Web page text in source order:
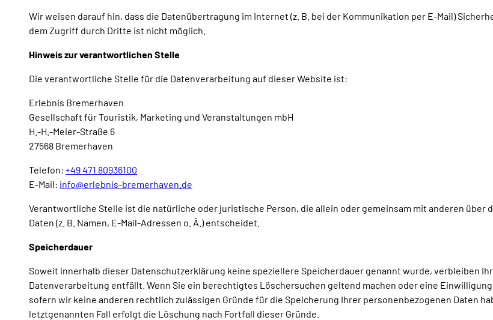
Wir weisen darauf hin, dass die Datenübertragung im Internet (z. B. bei der Kommunikation per E-Mail)
dem Zugriff durch Dritte ist nicht möglich.
Hinweis zur verantwortlichen Stelle
Die verantwortliche Stelle für die Datenverarbeitung auf dieser Website ist:
Erlebnis Bremerhaven
Gesellschaft für Touristik, Marketing und Veranstaltungen mbH
H.-H.-Meier-Straße 6
27568 Bremerhaven
Telefon: +49 471 80936100
E-Mail: info@erlebnis-bremerhaven.de
Verantwortliche Stelle ist die natürliche oder juristische Person, die allein oder gemeinsam mit anderen über
Daten (z. B. Namen, E-Mail-Adressen o. Ä.) entscheidet.
Speicherdauer
Soweit innerhalb dieser Datenschutzerklärung keine speziellere Speicherdauer genannt wurde, verbleiben
Datenverarbeitung entfällt. Wenn Sie ein berechtigtes Löschersuchen geltend machen oder eine
sofern wir keine anderen rechtlich zulässigen Gründe für die Speicherung Ihrer personenbezogenen Daten
letztgenannten Fall erfolgt die Löschung nach Fortfall dieser Gründe.